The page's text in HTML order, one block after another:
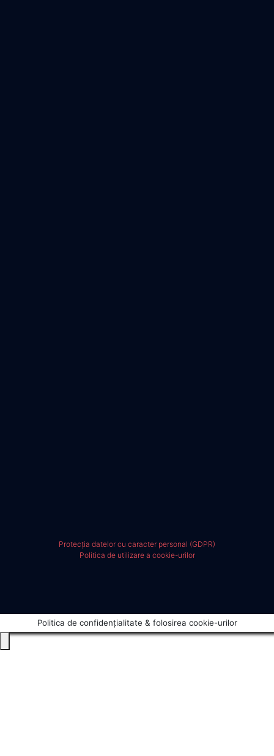
Protecția datelor cu caracter personal (GDPR)
Politica de utilizare a cookie-urilor
Politica de confidențialitate & folosirea cookie-urilor